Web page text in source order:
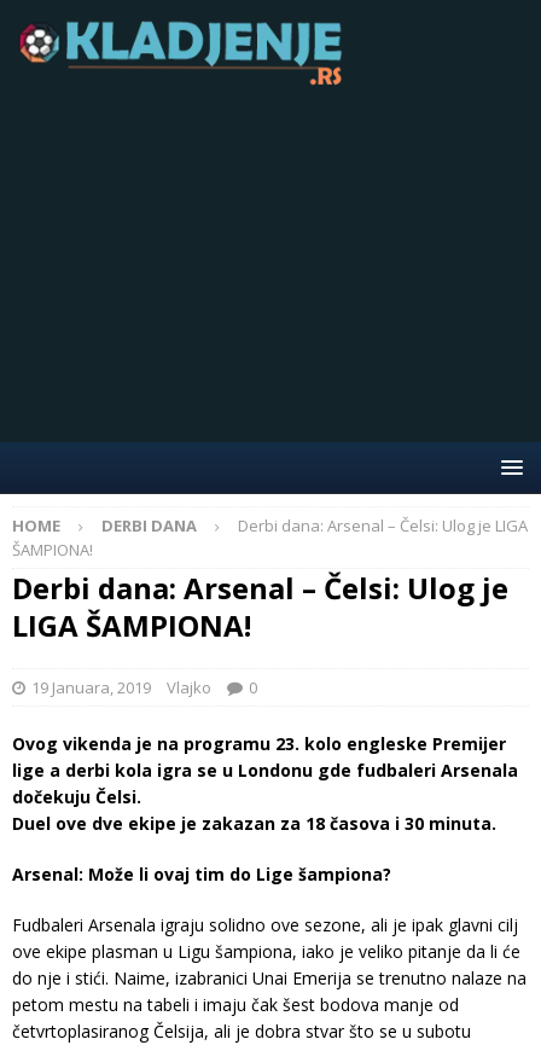
HOME DERBI DANA
Derbi dana: Arsenal – Čelsi: Ulog je LIGA
ŠAMPIONA!
Derbi dana: Arsenal – Čelsi: Ulog je
LIGA ŠAMPIONA!
19 Januara, 2019 Vlajko 0
Ovog vikenda je na programu 23. kolo engleske Premijer
lige a derbi kola igra se u Londonu gde fudbaleri Arsenala
dočekuju Čelsi.
Duel ove dve ekipe je zakazan za 18 časova i 30 minuta.
Arsenal: Može li ovaj tim do Lige šampiona?
Fudbaleri Arsenala igraju solidno ove sezone, ali je ipak glavni cilj
ove ekipe plasman u Ligu šampiona, iako je veliko pitanje da li će
do nje i stići. Naime, izabranici Unai Emerija se trenutno nalaze na
petom mestu na tabeli i imaju čak šest bodova manje od
četvrtoplasiranog Čelsija, ali je dobra stvar što se u subotu